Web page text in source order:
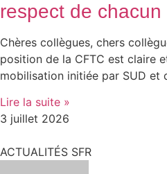
respect de chacun
Chères collègues, chers
position de la CFTC est claire
mobilisation initiée par SUD et
Lire la suite »
3 juillet 2026
ACTUALITÉS SFR